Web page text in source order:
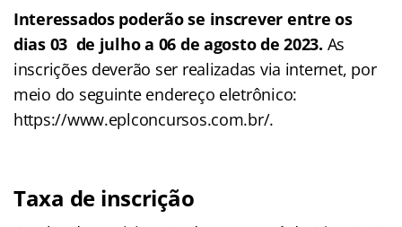
Interessados poderão se inscrever entre os
dias 03 de julho a 06 de agosto de 2023. As
inscrições deverão ser realizadas via internet, por
meio do seguinte endereço eletrônico:
https://www.eplconcursos.com.br/.
Taxa de inscrição